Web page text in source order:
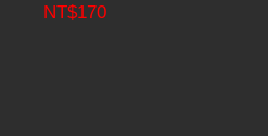
NT$170